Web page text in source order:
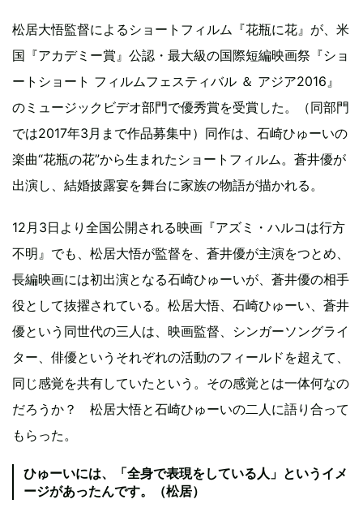
松居大悟監督によるショートフィルム『花瓶に花』が、米
国『アカデミー賞』公認・最大級の国際短編映画祭『ショ
ートショート フィルムフェスティバル ＆ アジア2016』
のミュージックビデオ部門で優秀賞を受賞した。（同部門
では2017年3月まで作品募集中）同作は、石崎ひゅーいの
楽曲“花瓶の花”から生まれたショートフィルム。蒼井優が
出演し、結婚披露宴を舞台に家族の物語が描かれる。
12月3日より全国公開される映画『アズミ・ハルコは行方
不明』でも、松居大悟が監督を、蒼井優が主演をつとめ、
長編映画には初出演となる石崎ひゅーいが、蒼井優の相手
役として抜擢されている。松居大悟、石崎ひゅーい、蒼井
優という同世代の三人は、映画監督、シンガーソングライ
ター、俳優というそれぞれの活動のフィールドを超えて、
同じ感覚を共有していたという。その感覚とは一体何なの
だろうか？ 松居大悟と石崎ひゅーいの二人に語り合って
もらった。
ひゅーいには、「全身で表現をしている人」というイメ
ージがあったんです。（松居）